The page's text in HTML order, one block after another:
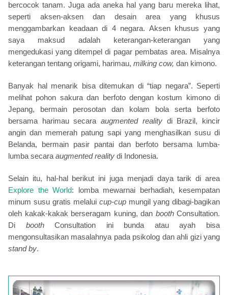
bercocok tanam. Juga ada aneka hal yang baru mereka lihat,
seperti aksen-aksen dan desain area yang khusus
menggambarkan keadaan di 4 negara. Aksen khusus yang
saya maksud adalah keterangan-keterangan yang
mengedukasi yang ditempel di pagar pembatas area. Misalnya
keterangan tentang origami, harimau, milking cow, dan kimono.
Banyak hal menarik bisa ditemukan di “tiap negara”. Seperti
melihat pohon sakura dan berfoto dengan kostum kimono di
Jepang, bermain perosotan dan kolam bola serta berfoto
bersama harimau secaraaugmented reality di Brazil, kincir
angin dan memerah patung sapi yang menghasilkan susu di
Belanda, bermain pasir pantai dan berfoto bersama lumba-
lumba secara augmented reality di Indonesia.
Selain itu, hal-hal berikut ini juga menjadi daya tarik di area
Explore the World: lomba mewarnai berhadiah, kesempatan
minum susu gratis melalui cup-cup mungil yang dibagi-bagikan
oleh kakak-kakak berseragam kuning, dan boothConsultation.
Di boothConsultation ini bunda atau ayah bisa
mengonsultasikan masalahnya pada psikolog dan ahli gizi yang
stand by.